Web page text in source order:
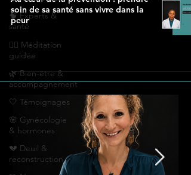
🧠 Experts &
santé
🧘‍♀️ Méditation
guidée
🌿 Bien-être &
accompagnement
🤍 Témoignages
🌸 Gynécologie
& hormones
💔 Deuil &
reconstruction
soin de sa santé sans vivre dans la
peur